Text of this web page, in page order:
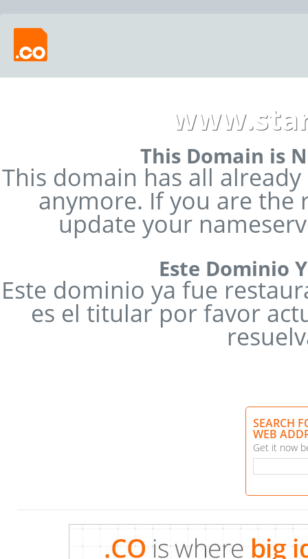
This Domain is
This domain has all
anymore. If you are
update your
Este Dominio
Este dominio ya fue
es el titular por favor
SEARCH
WEB
Get it now